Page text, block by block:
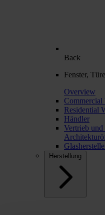
Back
Fenster,
Overview
Commercial
Residential
Händler
Vertrieb
Herstellung